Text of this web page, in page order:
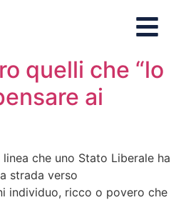
quelli che “lo
ai
che uno Stato Liberale ha
strada verso
individuo, ricco o povero che